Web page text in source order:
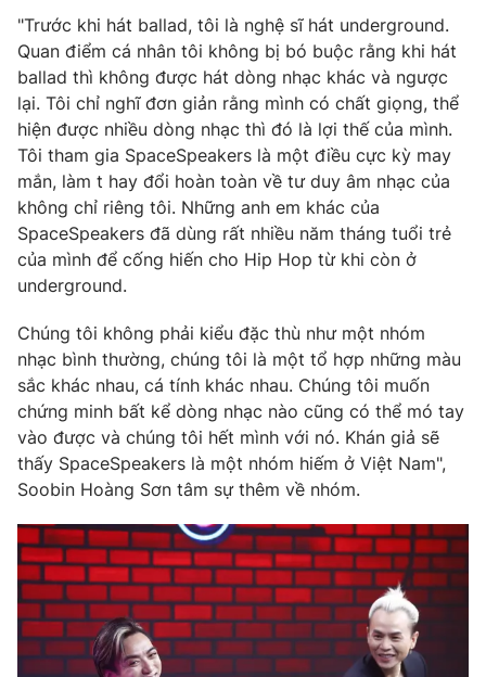
® Cấm sao chép dưới mọi hình thức nếu không có sự chấp
thuận bằng văn bản. Ghi rõ nguồn VTV.vn khi phát hành lại
thông tin từ website này.
"Trước khi hát ballad, tôi là nghệ sĩ hát underground.
Quan điểm cá nhân tôi không bị bó buộc rằng khi hát
ballad thì không được hát dòng nhạc khác và ngược
lại. Tôi chỉ nghĩ đơn giản rằng mình có chất giọng, thể
hiện được nhiều dòng nhạc thì đó là lợi thế của mình.
Tôi tham gia SpaceSpeakers là một điều cực kỳ may
mắn, làm t hay đổi hoàn toàn về tư duy âm nhạc của
không chỉ riêng tôi. Những anh em khác của
SpaceSpeakers đã dùng rất nhiều năm tháng tuổi trẻ
của mình để cống hiến cho Hip Hop từ khi còn ở
underground.
Chúng tôi không phải kiểu đặc thù như một nhóm
nhạc bình thường, chúng tôi là một tổ hợp những màu
sắc khác nhau, cá tính khác nhau. Chúng tôi muốn
chứng minh bất kể dòng nhạc nào cũng có thể mó tay
vào được và chúng tôi hết mình với nó. Khán giả sẽ
thấy SpaceSpeakers là một nhóm hiếm ở Việt Nam",
Soobin Hoàng Sơn tâm sự thêm về nhóm.